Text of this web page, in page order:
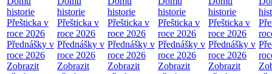
historie
Přešticka v
roce 2026
Přednášky v
roce 2026
Zobrazit
historie
Přešticka v
roce 2026
Přednášky v
roce 2026
Zobrazit
historie
Přešticka v
roce 2026
Přednášky v
roce 2026
Zobrazit
historie
Přešticka v
roce 2026
Přednášky v
roce 2026
Zobrazit
historie
Přešticka v
roce 2026
Přednášky v
roce 2026
Zobrazit